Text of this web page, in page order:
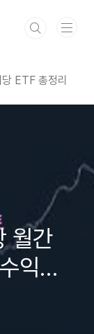
ETF 총정리
월간
익률